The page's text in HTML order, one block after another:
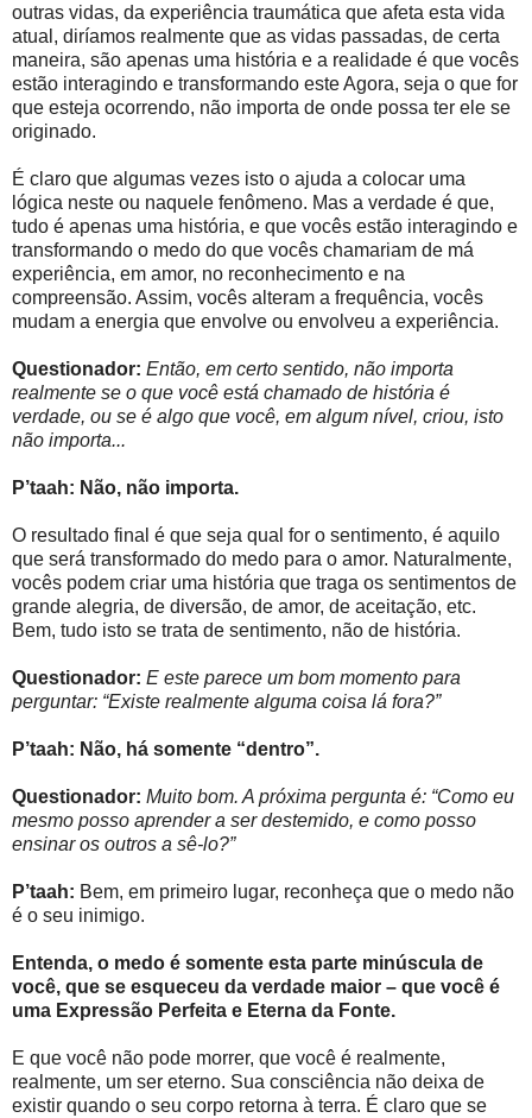
outras vidas, da experiência traumática que afeta esta vida
atual, diríamos realmente que as vidas passadas, de certa
maneira, são apenas uma história e a realidade é que vocês
estão interagindo e transformando este Agora, seja o que for
que esteja ocorrendo, não importa de onde possa ter ele se
originado.
É claro que algumas vezes isto o ajuda a colocar uma
lógica neste ou naquele fenômeno. Mas a verdade é que,
tudo é apenas uma história, e que vocês estão interagindo e
transformando o medo do que vocês chamariam de má
experiência, em amor, no reconhecimento e na
compreensão. Assim, vocês alteram a frequência, vocês
mudam a energia que envolve ou envolveu a experiência.
Questionador: Então, em certo sentido, não importa
realmente se o que você está chamado de história é
verdade, ou se é algo que você, em algum nível, criou, isto
não importa...
P’taah: Não, não importa.
O resultado final é que seja qual for o sentimento, é aquilo
que será transformado do medo para o amor. Naturalmente,
vocês podem criar uma história que traga os sentimentos de
grande alegria, de diversão, de amor, de aceitação, etc.
Bem, tudo isto se trata de sentimento, não de história.
Questionador: E este parece um bom momento para
perguntar: “Existe realmente alguma coisa lá fora?”
P’taah: Não, há somente “dentro”.
Questionador: Muito bom. A próxima pergunta é: “Como eu
mesmo posso aprender a ser destemido, e como posso
ensinar os outros a sê-lo?”
P’taah: Bem, em primeiro lugar, reconheça que o medo não
é o seu inimigo.
Entenda, o medo é somente esta parte minúscula de
você, que se esqueceu da verdade maior – que você é
uma Expressão Perfeita e Eterna da Fonte.
E que você não pode morrer, que você é realmente,
realmente, um ser eterno. Sua consciência não deixa de
existir quando o seu corpo retorna à terra. É claro que se